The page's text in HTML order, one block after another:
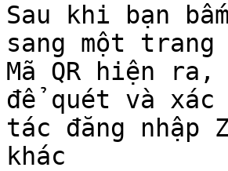
Sau khi bạn
sang một trang
Mã QR hiện
để quét và xác
tác đăng nhập
khác